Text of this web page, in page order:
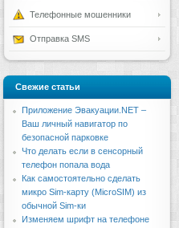
Телефонные мошенники
Отправка SMS
Свежие статьи
Приложение Эвакуации.NET –
Ваш личный навигатор по
безопасной парковке
Что делать если в сенсорный
телефон попала вода
Как самостоятельно сделать
микро Sim-карту (MicroSIM) из
обычной Sim-ки
Изменяем шрифт на телефоне